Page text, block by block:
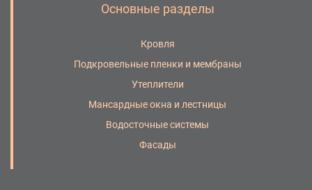
Основные разделы
Кровля
Подкровельные пленки и мембраны
Утеплители
Мансардные окна и лестницы
Водосточные системы
Фасады